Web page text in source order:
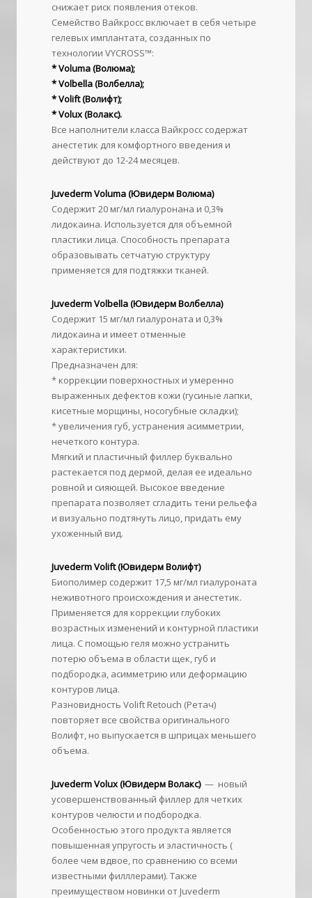
снижает риск появления отеков.
Семейство Вайкросс включает в себя четыре
гелевых имплантата, созданных по
технологии VYCROSS™️:
* Voluma (Волюма);
* Volbella (Волбелла);
* Volift (Волифт);
* Volux (Волакс).
Все наполнители класса Вайкросс содержат
анестетик для комфортного введения и
действуют до 12-24 месяцев.
Juvederm Voluma (Ювидерм Волюма)
Содержит 20 мг/мл гиалуронана и 0,3%
лидокаина. Используется для объемной
пластики лица. Способность препарата
образовывать сетчатую структуру
применяется для подтяжки тканей.
Juvederm Volbella (Ювидерм Волбелла)
Содержит 15 мг/мл гиалуроната и 0,3%
лидокаина и имеет отменные
характеристики.
Предназначен для:
* коррекции поверхностных и умеренно
выраженных дефектов кожи (гусиные лапки,
кисетные морщины, носогубные складки);
* увеличения губ, устранения асимметрии,
нечеткого контура.
Мягкий и пластичный филлер буквально
растекается под дермой, делая ее идеально
ровной и сияющей. Высокое введение
препарата позволяет сгладить тени рельефа
и визуально подтянуть лицо, придать ему
ухоженный вид.
Juvederm Volift (Ювидерм Волифт)
Биополимер содержит 17,5 мг/мл гиалуроната
неживотного происхождения и анестетик.
Применяется для коррекции глубоких
возрастных изменений и контурной пластики
лица. С помощью геля можно устранить
потерю объема в области щек, губ и
подбородка, асимметрию или деформацию
контуров лица.
Разновидность Volift Retouch (Ретач)
повторяет все свойства оригинального
Волифт, но выпускается в шприцах меньшего
объема.
Juvederm Volux (Ювидерм Волакс) — новый
усовершенствованный филлер для четких
контуров челюсти и подбородка.
Особенностью этого продукта является
повышенная упругость и эластичность (
более чем вдвое, по сравнению со всеми
известными филллерами). Также
преимуществом новинки от Juvederm